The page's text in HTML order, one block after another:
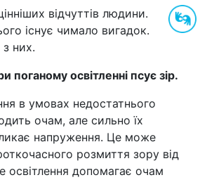
відчуттів людини.
існує чимало вигадок.
з них.
поганому освітленні псує зір.
в умовах недостатнього
очам, але сильно їх
напруження. Це може
розмиття зору від
освітлення допомагає очам